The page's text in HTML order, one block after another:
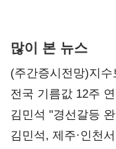
많이 본 뉴스
(주간증시전망)지
전국 기름값 12주
김민석 "경선갈등
사과부터"
김민석, 제주·인천